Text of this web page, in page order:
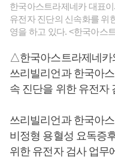
한국아스트라제네카 대표
유전자 진단의 신속화를 위
영을 하고 있다. <한국아스
△한국아스트라제네카
쓰리빌리언과 한국아
속 진단을 위한 유전자
쓰리빌리언과 한국아
비정형 용혈성 요독증
위한 유전자 검사 업무